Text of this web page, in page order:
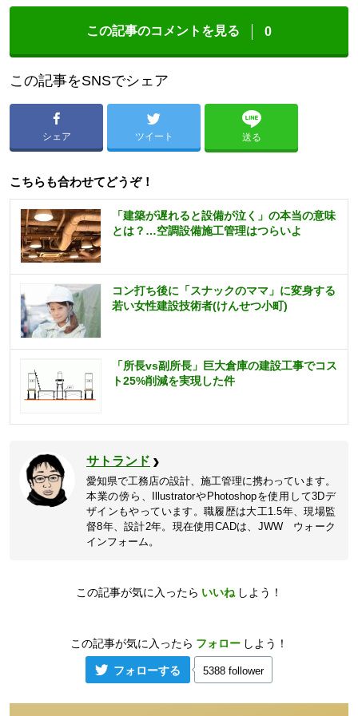
この記事のコメントを見る 0
この記事をSNSでシェア
シェア ツイート 送る
こちらも合わせてどうぞ！
「建築が遅れると設備が泣く」の本当の意味
とは？…空調設備施工管理はつらいよ
コン打ち後に「スナックのママ」に変身する
若い女性建設技術者(けんせつ小町)
「所長vs副所長」巨大倉庫の建設工事でコス
ト25%削減を実現した件
サトランド
愛知県で工務店の設計、施工管理に携わっています。
本業の傍ら、IllustratorやPhotoshopを使用して3Dデ
ザインもやっています。職履歴は大工1.5年、現場監
督8年、設計2年。現在使用CADは、JWW ウォーク
インフォーム。
この記事が気に入ったら いいね しよう！
この記事が気に入ったら フォロー しよう！
フォローする 5388 follower